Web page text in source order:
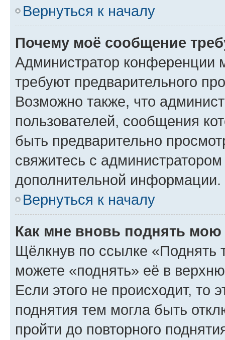
Вернуться к началу
Почему моё сообщение
Администратор конференции
требуют предварительного
Возможно также, что
пользователей, сообщения
быть предварительно
свяжитесь с
дополнительной информации.
Вернуться к началу
Как мне вновь поднять мою
Щёлкнув по ссылке «Поднять
можете «поднять» её в
Если этого не происходит, то
поднятия тем могла быть
пройти до повторного